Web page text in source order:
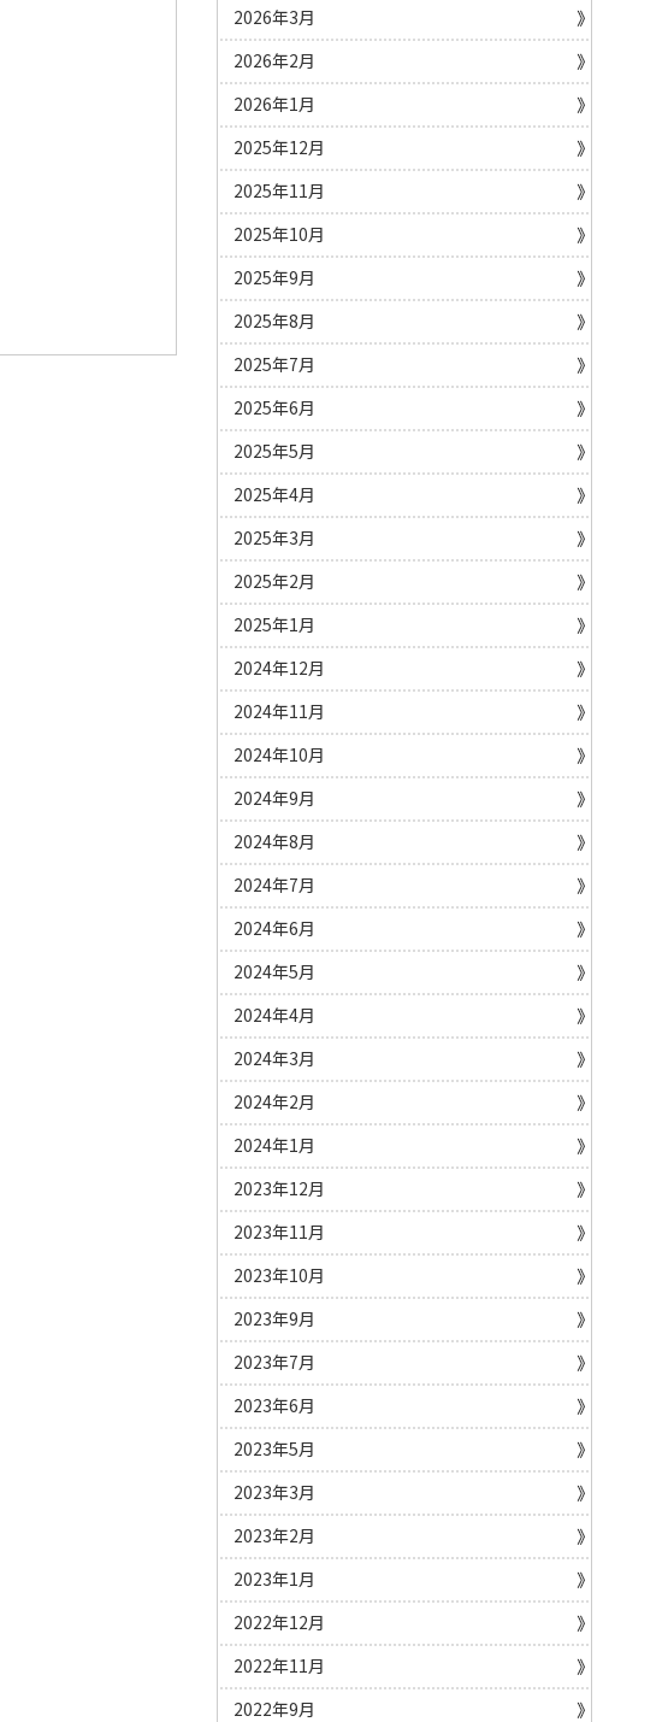
2026年3月
2026年2月
2026年1月
2025年12月
2025年11月
2025年10月
2025年9月
2025年8月
2025年7月
2025年6月
2025年5月
2025年4月
2025年3月
2025年2月
2025年1月
2024年12月
2024年11月
2024年10月
2024年9月
2024年8月
2024年7月
2024年6月
2024年5月
2024年4月
2024年3月
2024年2月
2024年1月
2023年12月
2023年11月
2023年10月
2023年9月
2023年7月
2023年6月
2023年5月
2023年3月
2023年2月
2023年1月
2022年12月
2022年11月
2022年9月